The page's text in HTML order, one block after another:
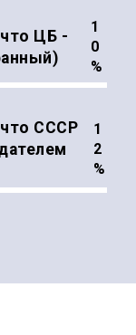
ЦБ -
%
СССР
%